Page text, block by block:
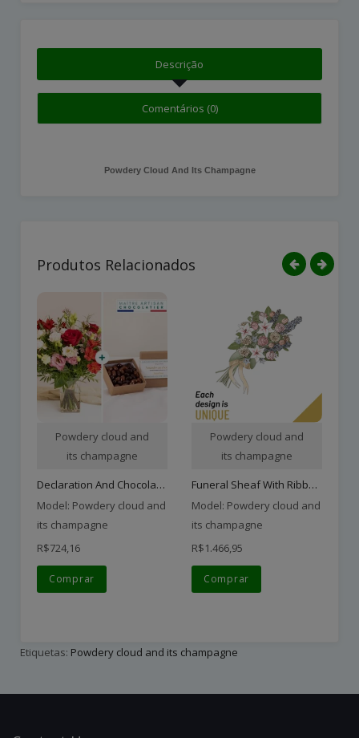
Descrição
Comentários (0)
Powdery Cloud And Its Champagne
Produtos Relacionados
Powdery cloud and
its champagne
Declaration And Chocolate..
Model: Powdery cloud and
its champagne
R$724,16
Comprar
Powdery cloud and
its champagne
Funeral Sheaf With Ribbon..
Model: Powdery cloud and
its champagne
R$1.466,95
Comprar
Etiquetas: Powdery cloud and its champagne